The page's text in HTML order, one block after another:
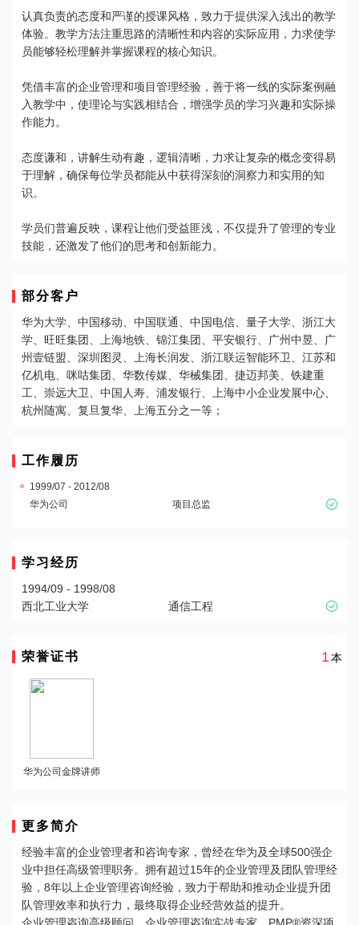
认真负责的态度和严谨的授课风格，致力于提供深入浅出的教学
体验。教学方法注重思路的清晰性和内容的实际应用，力求使学
员能够轻松理解并掌握课程的核心知识。
凭借丰富的企业管理和项目管理经验，善于将一线的实际案例融
入教学中，使理论与实践相结合，增强学员的学习兴趣和实际操
作能力。
态度谦和，讲解生动有趣，逻辑清晰，力求让复杂的概念变得易
于理解，确保每位学员都能从中获得深刻的洞察力和实用的知
识。
学员们普遍反映，课程让他们受益匪浅，不仅提升了管理的专业
技能，还激发了他们的思考和创新能力。
部分客户
华为大学、中国移动、中国联通、中国电信、量子大学、浙江大
学、旺旺集团、上海地铁、锦江集团、平安银行、广州中昱、广
州壹链盟、深圳图灵、上海长润发、浙江联运智能环卫、江苏和
亿机电、咪咕集团、华数传媒、华械集团、捷迈邦美、铁建重
工、崇远大卫、中国人寿、浦发银行、上海中小企业发展中心、
杭州随寓、复旦复华、上海五分之一等；
工作履历
1999/07 - 2012/08
华为公司
项目总监 
学习经历
1994/09 - 1998/08
西北工业大学
通信工程 
荣誉证书 1本
华为公司金牌讲师
更多简介
经验丰富的企业管理者和咨询专家，曾经在华为及全球500强企
业中担任高级管理职务。拥有超过15年的企业管理及团队管理经
验，8年以上企业管理咨询经验，致力于帮助和推动企业提升团
队管理效率和执行力，最终取得企业经营效益的提升。